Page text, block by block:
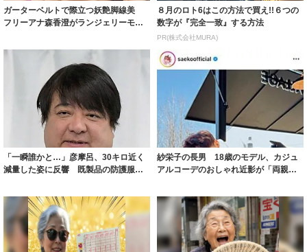
ガーターベルトで際立つ妖艶脚線美
フリーアナ森香澄がランジェリーモデ
８月のロト6はこの方法で買え!!６つの
数字が『完全一致』する方法
PR(株式会社MURA)
「一瞬誰かと…」彦摩呂、30キロ近く
減量した姿に反響 既製品の防護服が
紗栄子の長男 18歳のモデル、カジュ
アルコーデのおしゃれ近影が「両親の